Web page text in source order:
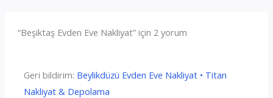
“Beşiktaş Evden Eve Nakliyat” için 2 yorum
Geri bildirim: Beylikdüzü Evden Eve Nakliyat • Titan
Nakliyat & Depolama